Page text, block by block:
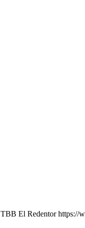
TBB El Redentor https://